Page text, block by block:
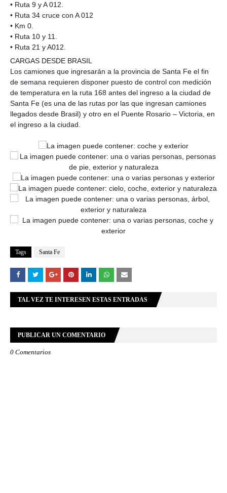
• Ruta 9 y A 012.
• Ruta 34 cruce con A 012
• Km 0.
• Ruta 10 y 11.
• Ruta 21 y A012.
CARGAS DESDE BRASIL
Los camiones que ingresarán a la provincia de Santa Fe el fin
de semana requieren disponer puesto de control con medición
de temperatura en la ruta 168 antes del ingreso a la ciudad de
Santa Fe (es una de las rutas por las que ingresan camiones
llegados desde Brasil) y otro en el Puente Rosario – Victoria, en
el ingreso a la ciudad.
Tags Santa Fe
TAL VEZ TE INTERESEN ESTAS ENTRADAS
PUBLICAR UN COMENTARIO
0 Comentarios